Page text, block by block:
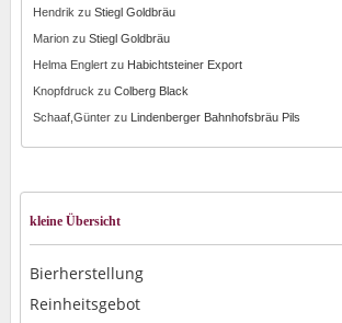
Hendrik zu Stiegl Goldbräu
Marionzu Stiegl Goldbräu
Helma Englertzu Habichtsteiner Export
Knopfdruck zu Colberg Black
Schaaf,Günterzu Lindenberger Bahnhofsbräu Pils
kleine Übersicht
Bierherstellung
Reinheitsgebot